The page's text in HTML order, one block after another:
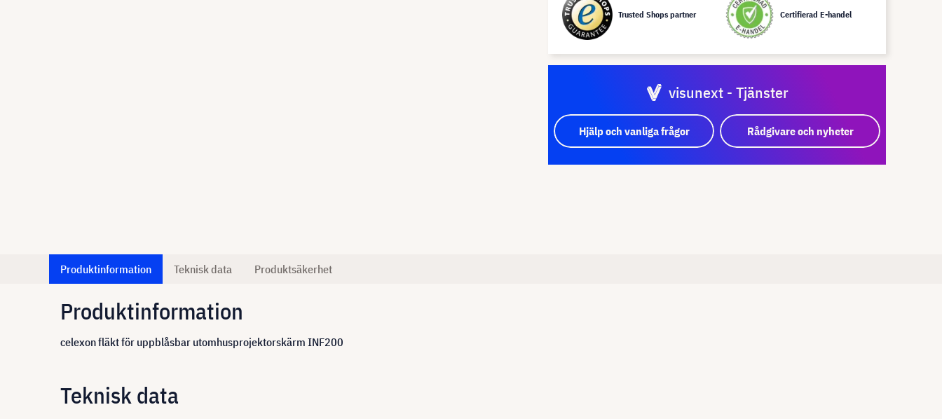
Trusted Shops partner Certifierad E-handel
visunext - Tjänster
Hjälp och vanliga frågor Rådgivare och nyheter
Produktinformation Teknisk data Produktsäkerhet
Produktinformation
celexon fläkt för uppblåsbar utomhusprojektorskärm INF200
Teknisk data